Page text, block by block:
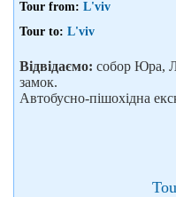
Tour from: L'viv
Tour to: L'viv
Відвідаємо: собор Юра,
замок.
Автобусно-пішохідна